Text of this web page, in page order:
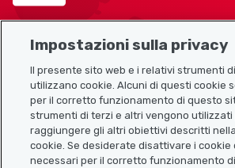
Link utili
Scarica l’app Localcities
Impostazioni sulla privacy
Il presente sito web e i relativi strumenti
utilizzano cookie. Alcuni di questi cookie
per il corretto funzionamento di questo
strumenti di terzi e altri vengono utilizzati
raggiungere gli altri obiettivi descritti
cookie. Se desiderate disattivare i cookie
necessari per il corretto funzionamento